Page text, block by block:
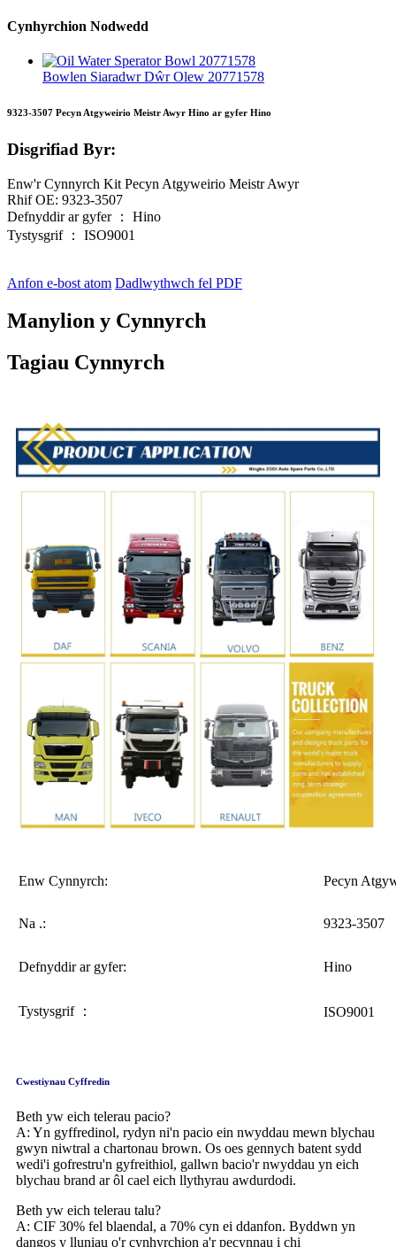
Cynhyrchion Nodwedd
Bowlen Siaradwr Dŵr Olew 20771578
9323-3507 Pecyn Atgyweirio Meistr Awyr Hino ar gyfer Hino
Disgrifiad Byr:
Enw'r Cynnyrch Kit Pecyn Atgyweirio Meistr Awyr
Rhif OE: 9323-3507
Defnyddir ar gyfer ： Hino
Tystysgrif ： ISO9001
Anfon e-bost atom Dadlwythwch fel PDF
Manylion y Cynnyrch
Tagiau Cynnyrch
Enw Cynnyrch: Pecyn
Na .: 9323-3507
Defnyddir ar gyfer: Hino
Tystysgrif ： ISO9001
Cwestiynau Cyffredin
Beth yw eich telerau pacio?
A: Yn gyffredinol, rydyn ni'n pacio ein nwyddau mewn blychau
gwyn niwtral a chartonau brown. Os oes gennych batent sydd
wedi'i gofrestru'n gyfreithiol, gallwn bacio'r nwyddau yn eich
blychau brand ar ôl cael eich llythyrau awdurdodi.
Beth yw eich telerau talu?
A: CIF 30% fel blaendal, a 70% cyn ei ddanfon. Byddwn yn
dangos y lluniau o'r cynhyrchion a'r pecynnau i chi